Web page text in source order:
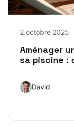
2 octobre 2025
Aménager
sa piscine :
David